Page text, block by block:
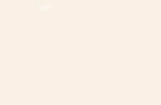
var